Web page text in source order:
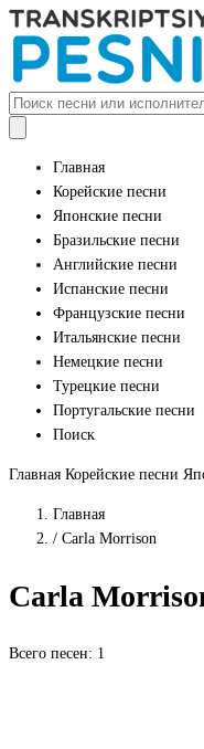
Главная
Корейские песни
Японские песни
Бразильские песни
Английские песни
Испанские песни
Французские песни
Итальянские песни
Немецкие песни
Турецкие песни
Португальские песни
Поиск
Главная Корейские песни
Главная
/ Carla Morrison
Carla
Всего песен: 1